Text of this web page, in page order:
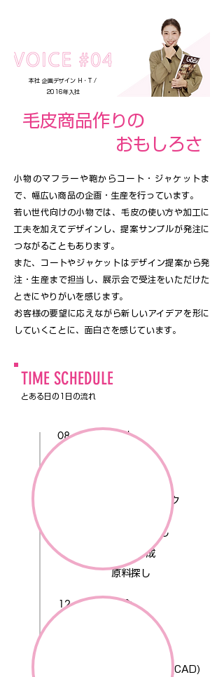
本社 企画デザイン H・T /
2016年入社
毛皮商品作りの
おもしろさ
小物のマフラーや鞄からコート・ジャケットま
で、幅広い商品の企画・生産を行っています。
若い世代向けの小物では、毛皮の使い方や加工に
工夫を加えてデザインし、提案サンプルが発注に
つながることもあります。
また、コートやジャケットはデザイン提案から発
注・生産まで担当し、展示会で受注をいただけた
ときにやりがいを感じます。
お客様の要望に応えながら新しいアイデアを形に
していくことに、面白さを感じています。
TIME SCHEDULE
​とある日の1日の流れ
08：45 出社
メールチェック
デザイン出し
MAP作成
原料探し
12：30 昼食
パターン作成(CAD)